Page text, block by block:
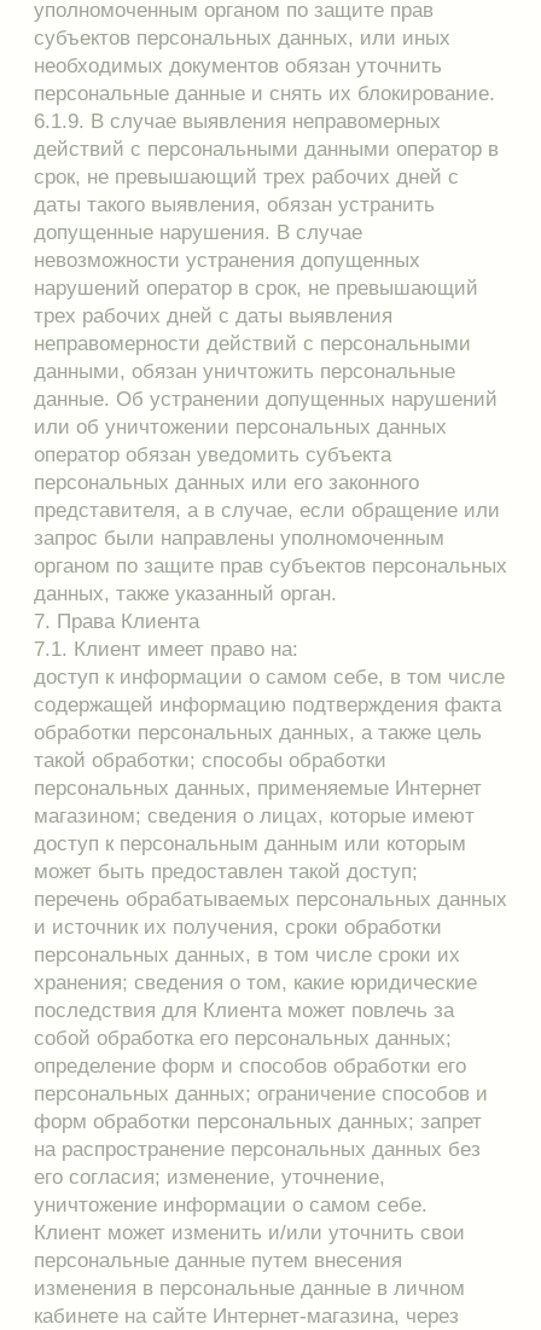
Получите доступ к акциям и специальным
предложениям
+7 (909) 733-26-24
По заказам
Plevalingerie@gmail.com
Сотрудничество
пн-пт 12:00-20:00
сб-вс 12:00-18:00
+7 (965) 575-12-12
Контактный телефон
ПОЛУЧИТЬ
Представлены в ресейл-бутике «Истории»
в г. Пермь, ул. Петропавловская, 29, цоколь
Нажимая на кнопку «Получить», вы даете согласие на
обработку цифровых данных в соответствии с
конфиденциальности.
Политика конфиденциальности